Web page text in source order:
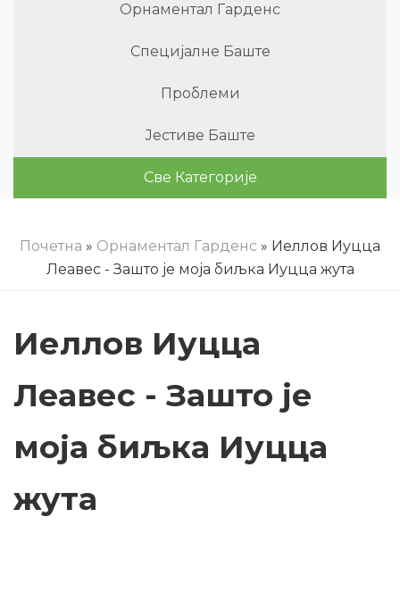
Орнаментал Гарденс
Специјалне Баште
Проблеми
Јестиве Баште
Све Категорије
Почетна » Орнаментал Гарденс » Иеллов Иуцца
Леавес - Зашто је моја биљка Иуцца жута
Иеллов Иуцца
Леавес - Зашто је
моја биљка Иуцца
жута